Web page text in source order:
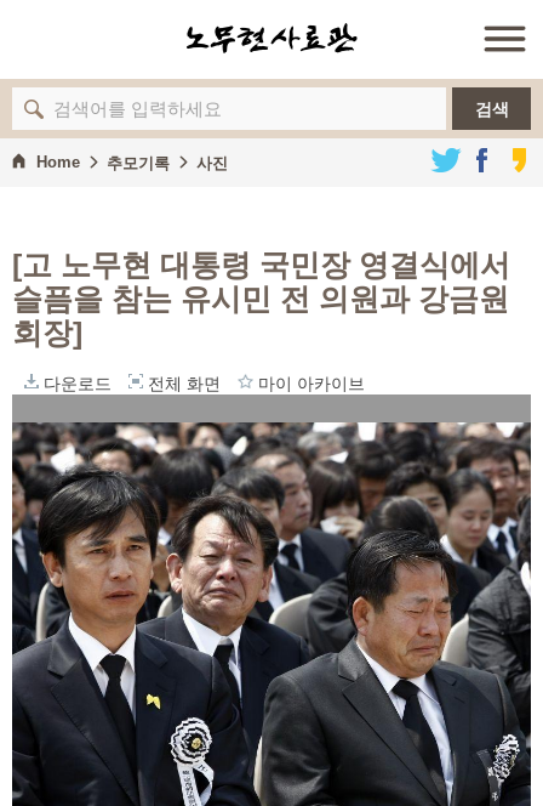
검색
Home 추모기록 사진
[고 노무현 대통령 국민장 영결식에서
슬픔을 참는 유시민 전 의원과 강금원
회장]
다운로드 전체 화면 마이 아카이브